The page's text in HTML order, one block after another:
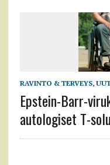
RAVINTO & TERVEYS,
Epstein-Barr-
autologiset T-